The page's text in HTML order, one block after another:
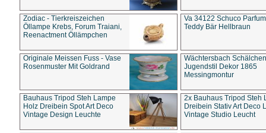
Zodiac - Tierkreiszeichen
Öllampe Krebs, Forum Traiani,
Reenactment Öllämpchen
Va 34122 Schuco
Teddy Bär Hellbraun
Originale Meissen Fuss - Vase
Rosenmuster Mit Goldrand
Wächtersbach Schälchen
Jugendstil Dekor 1865
Messingmontur
Bauhaus Tripod Steh Lampe
Holz Dreibein Spot Art Deco
Vintage Design Leuchte
2x Bauhaus Tripod Steh
Dreibein Stativ Art Deco
Vintage Studio Leucht